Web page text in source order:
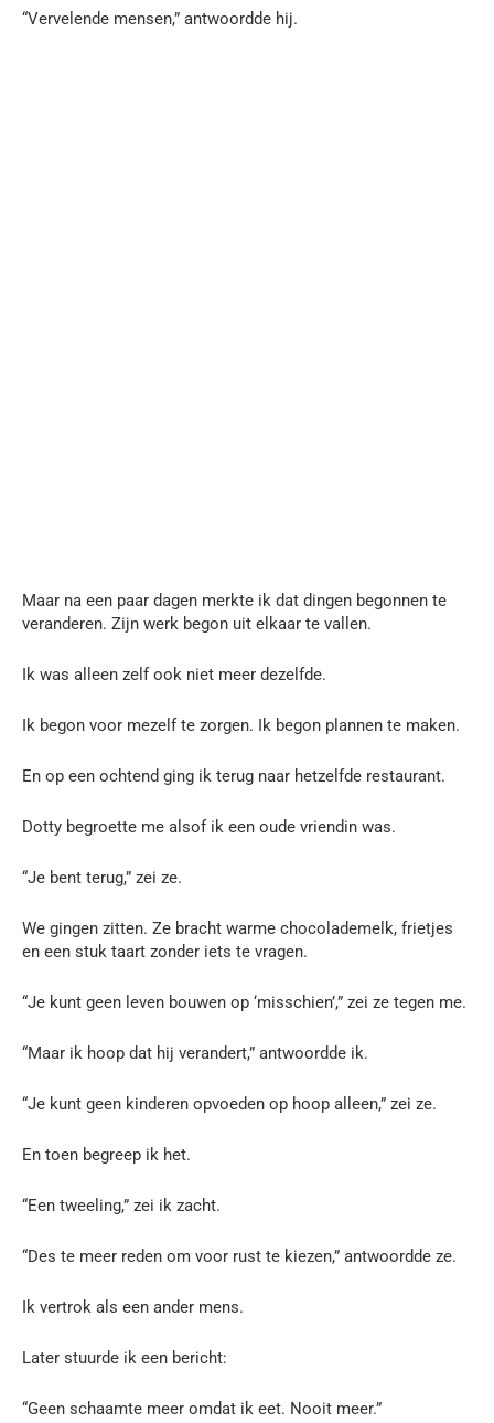
“Vervelende mensen,” antwoordde hij.
Maar na een paar dagen merkte ik dat dingen begonnen te
veranderen. Zijn werk begon uit elkaar te vallen.
Ik was alleen zelf ook niet meer dezelfde.
Ik begon voor mezelf te zorgen. Ik begon plannen te maken.
En op een ochtend ging ik terug naar hetzelfde restaurant.
Dotty begroette me alsof ik een oude vriendin was.
“Je bent terug,” zei ze.
We gingen zitten. Ze bracht warme chocolademelk, frietjes
en een stuk taart zonder iets te vragen.
“Je kunt geen leven bouwen op ‘misschien’,” zei ze tegen me.
“Maar ik hoop dat hij verandert,” antwoordde ik.
“Je kunt geen kinderen opvoeden op hoop alleen,” zei ze.
En toen begreep ik het.
“Een tweeling,” zei ik zacht.
“Des te meer reden om voor rust te kiezen,” antwoordde ze.
Ik vertrok als een ander mens.
Later stuurde ik een bericht:
“Geen schaamte meer omdat ik eet. Nooit meer.”